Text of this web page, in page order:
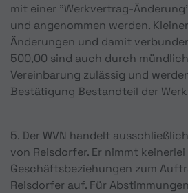
mit einer "Werkvertrag-
und angenommen werden.
Änderungen und damit
500,00 sind auch durch
Vereinbarung zulässig und
Bestätigung Bestandteil der
5. Der WVN handelt
von Reisdorfer. Er nimmt keinerlei
Geschäftsbeziehungen zum
Reisdorfer auf. Für